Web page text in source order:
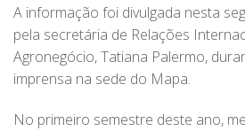
A informação foi divulgada nesta
pela secretária de Relações
Agronegócio, Tatiana Palermo,
imprensa na sede do Mapa.
No primeiro semestre deste ano,